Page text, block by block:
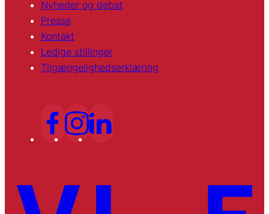
Nyheder og debat
Presse
Kontakt
Ledige stillinger
Tilgængelighedserklæring